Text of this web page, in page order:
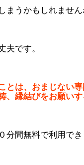
まうかもしれません
夫です。
とは、おまじない
、縁結びをお願いす
分間無料で利用でき